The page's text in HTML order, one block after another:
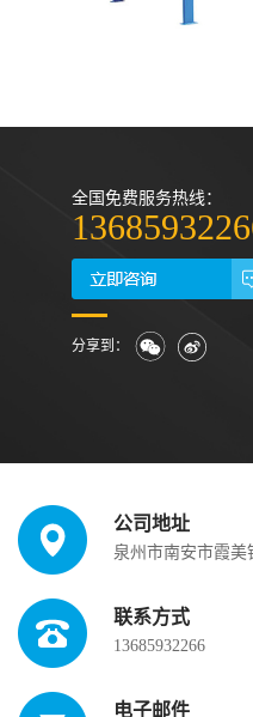
全国免费服务热线：
分享到：
公司地址
泉州市南安市霞
联系方式
13685932266
电子邮件